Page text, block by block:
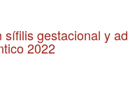
gestacional y
2022